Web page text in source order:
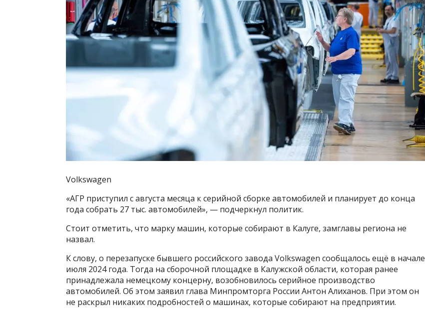
Volkswagen
«АГР приступил с августа месяца к серийной сборке автомобилей и планирует до конца
года собрать 27 тыс. автомобилей», — подчеркнул политик.
Стоит отметить, что марку машин, которые собирают в Калуге, замглавы региона не
назвал.
К слову, о перезапуске бывшего российского завода Volkswagen сообщалось ещё в начале
июля 2024 года. Тогда на сборочной площадке в Калужской области, которая ранее
принадлежала немецкому концерну, возобновилось серийное производство
автомобилей. Об этом заявил глава Минпромторга России Антон Алиханов. При этом он
не раскрыл никаких подробностей о машинах, которые собирают на предприятии.